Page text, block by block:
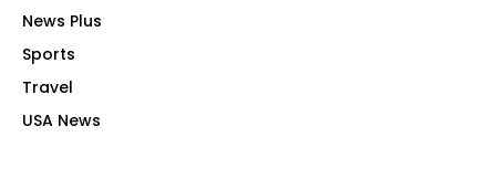
News Plus
Sports
Travel
USA News